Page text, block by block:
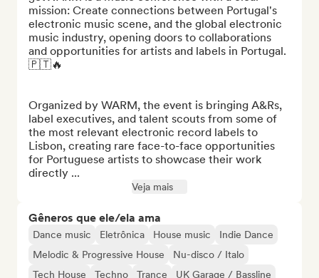
mission: Create connections between Portugal's
electronic music scene, and the global electronic
music industry, opening doors to collaborations
and opportunities for artists and labels in Portugal.
🇵🇹🔥
Organized by WARM, the event is bringing A&Rs,
label executives, and talent scouts from some of
the most relevant electronic record labels to
Lisbon, creating rare face-to-face opportunities
for Portuguese artists to showcase their work
directly ...
Veja mais
Gêneros que ele/ela ama
Dance music Eletrônica House music
Indie Dance
Melodic & Progressive House
Nu-disco / Italo
Tech House
Techno Trance UK Garage / Bassline